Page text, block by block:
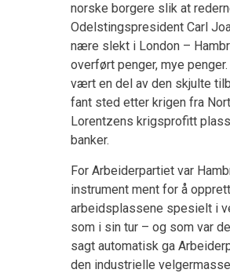
norske borgere slik at
Odelstingspresident Carl
nære slekt i London –
overført penger, mye
vært en del av den skjulte
fant sted etter krigen fra
Lorentzens krigsprofitt
banker.
For Arbeiderpartiet var
instrument ment for å
arbeidsplassene spesielt i
som i sin tur – og som var
sagt automatisk ga
den industrielle